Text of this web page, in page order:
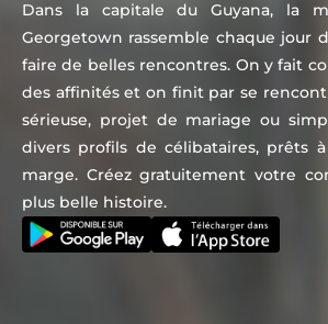
Dans la capitale du Guyana, la
Georgetown rassemble chaque jour
faire de belles rencontres. On y fait
des affinités et on finit par se
sérieuse, projet de mariage ou
divers profils de célibataires, prêts
marge. Créez gratuitement votre
plus belle histoire.